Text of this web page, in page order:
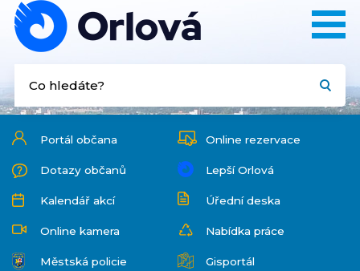
Portál občana Online rezervace
Dotazy občanů Lepší Orlová
Kalendář akcí Úřední deska
Online kamera Nabídka práce
Městská policie Gisportál